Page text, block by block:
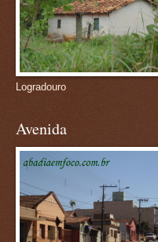
Logradouro
Avenida